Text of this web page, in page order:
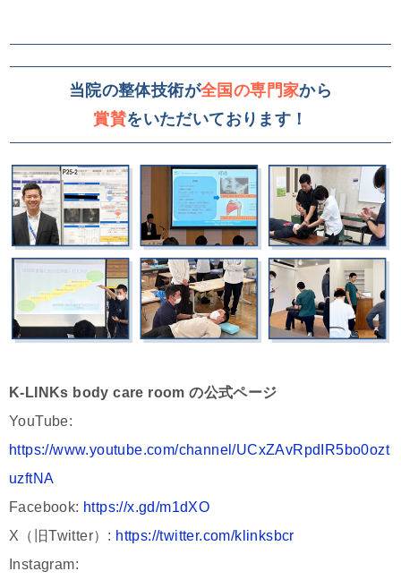
当院の整体技術が全国の専門家から
賞賛をいただいております！
K-LINKs body care room の公式ページ
YouTube:
https://www.youtube.com/channel/UCxZAvRpdIR5bo0ozt
uzftNA
Facebook: https://x.gd/m1dXO
X（旧Twitter）: https://twitter.com/klinksbcr
Instagram: